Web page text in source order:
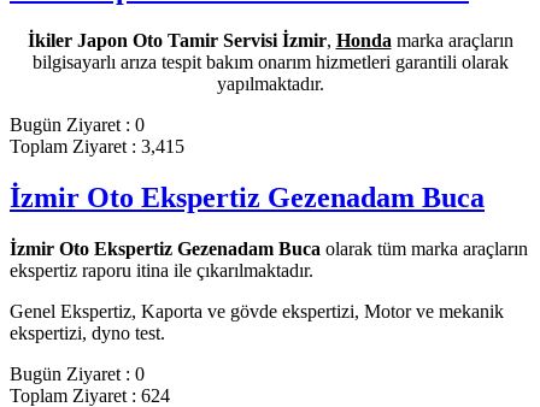
İkiler Japon Oto Tamir Servisi İzmir, Honda marka araçların
bilgisayarlı arıza tespit bakım onarım hizmetleri garantili olarak
yapılmaktadır.
Bugün Ziyaret : 0
Toplam Ziyaret : 3,415
İzmir Oto Ekspertiz Gezenadam Buca
İzmir Oto Ekspertiz Gezenadam Buca olarak tüm marka araçların
ekspertiz raporu itina ile çıkarılmaktadır.
Genel Ekspertiz, Kaporta ve gövde ekspertizi, Motor ve mekanik
ekspertizi, dyno test.
Bugün Ziyaret : 0
Toplam Ziyaret : 624